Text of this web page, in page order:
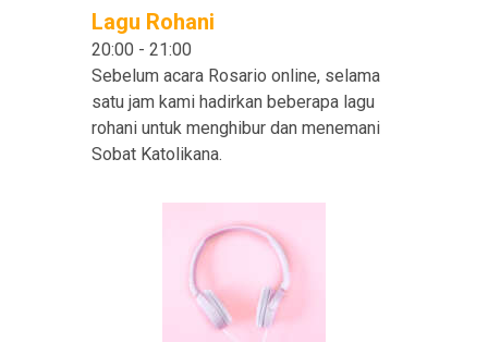
Lagu Rohani
20:00 - 21:00
Sebelum acara Rosario online, selama
satu jam kami hadirkan beberapa lagu
rohani untuk menghibur dan menemani
Sobat Katolikana.